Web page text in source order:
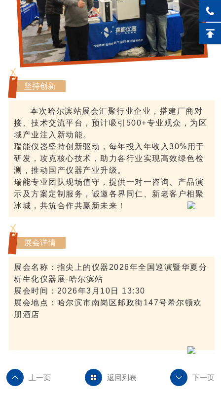
坚持创新
本次哈尔滨站展会汇聚行业企业，搭建厂商对
接、技术交流平台，预计吸引500+专业观众，为区
域产业注入新动能。
瑞能仪器坚持创新驱动，每年投入年收入30%用于
研发，攻克核心技术，助力各行业实现高效绿色检
测，推动国产仪器产业升级。
瑞能专业团队现场值守，提供一对一咨询、产品演
示及方案定制服务，诚邀各界同仁、新老客户相聚
冰城，共筑合作共赢新未来！
展会详情
展会名称：指尖上的仪器2026年全国巡演暨华夏分
析生化仪器展·哈尔滨站
展会时间：2026年3月10日 13:30
展会地点：哈尔滨市南岗区邮政街147号希尔顿欢
朋酒店
上一页 返回列表 下一页